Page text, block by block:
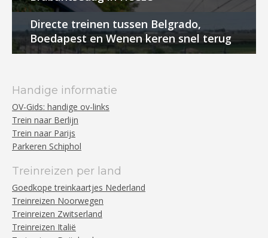
Directe treinen tussen Belgrado,
Boedapest en Wenen keren snel terug
Handige informatie
OV-Gids: handige ov-links
Trein naar Berlijn
Trein naar Parijs
Parkeren Schiphol
Treinreizen per land
Goedkope treinkaartjes Nederland
Treinreizen Noorwegen
Treinreizen Zwitserland
Treinreizen Italië